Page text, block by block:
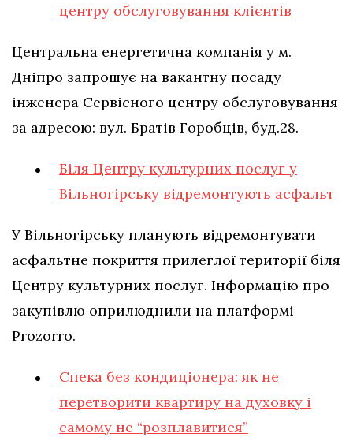
центру обслуговування клієнтів
Центральна енергетична компанія у м.
Дніпро запрошує на вакантну посаду
інженера Сервісного центру обслуговування
за адресою: вул. Братів Горобців, буд.28.
Біля Центру культурних послуг у
Вільногірську відремонтують асфальт
У Вільногірську планують відремонтувати
асфальтне покриття прилеглої території біля
Центру культурних послуг. Інформацію про
закупівлю оприлюднили на платформі
Prozorro.
Спека без кондиціонера: як не
перетворити квартиру на духовку і
самому не “розплавитися”